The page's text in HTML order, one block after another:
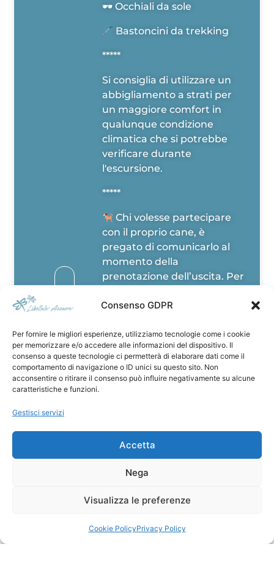
Consenso GDPR
Per fornire le migliori esperienze, utilizziamo tecnologie come i cookie
per memorizzare e/o accedere alle informazioni del dispositivo. Il
consenso a queste tecnologie ci permetterà di elaborare dati come il
comportamento di navigazione o ID unici su questo sito. Non
acconsentire o ritirare il consenso può influire negativamente su alcune
caratteristiche e funzioni.
Gestisci servizi
Accetta
Nega
Visualizza le preferenze
Cookie PolicyPrivacy Policy
Scarponcini
da
trekking
🕶 Occhiali da sole
Bastoncini da trekking
*****
Si consiglia di utilizzare un
abbigliamento a strati per
un maggiore comfort in
qualunque condizione
climatica che si potrebbe
verificare durante
l'escursione.
*****
Chi volesse partecipare
con il proprio cane, è
pregato di comunicarlo al
momento della
prenotazione dell’uscita. Per
gruppo, l'ammissione del
guide e comunque in
numero non superiore a 3.
L'animale dovrà essere
condotto con un guinzaglio